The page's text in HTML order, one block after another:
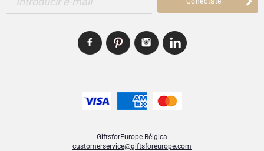
GiftsforEurope Bélgica
customerservice@giftsforeurope.com